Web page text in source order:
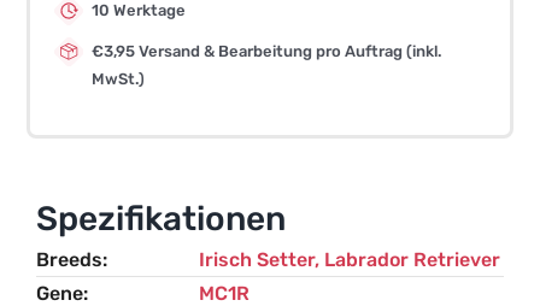
10 Werktage
€3,95 Versand & Bearbeitung pro Auftrag (inkl.
MwSt.)
Spezifikationen
Breeds Irisch Setter, Labrador Retriever
Gene
MC1R